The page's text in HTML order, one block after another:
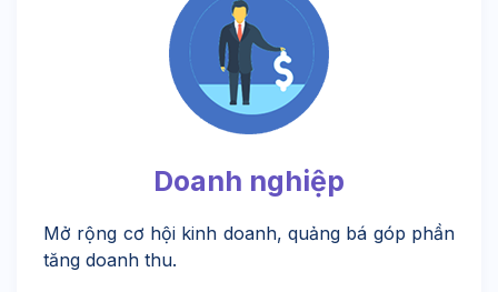
Doanh nghiệp
Mở rộng cơ hội kinh doanh, quảng bá góp phần
tăng doanh thu.